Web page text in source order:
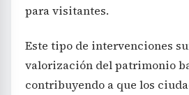
para visitantes.
Este tipo de intervenciones
valorización del patrimonio
contribuyendo a que los